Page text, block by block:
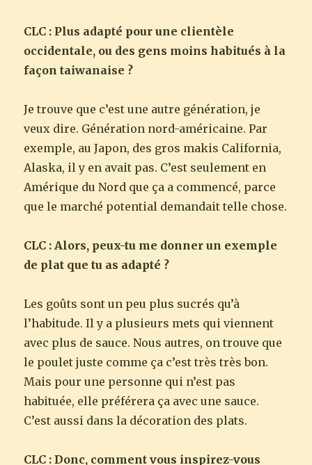
CLC : Plus adapté pour une clientèle
occidentale, ou des gens moins habitués à la
façon taiwanaise ?
Je trouve que c’est une autre génération, je
veux dire. Génération nord-américaine. Par
exemple, au Japon, des gros makis California,
Alaska, il y en avait pas. C’est seulement en
Amérique du Nord que ça a commencé, parce
que le marché potential demandait telle chose.
CLC : Alors, peux-tu me donner un exemple
de plat que tu as adapté ?
Les goûts sont un peu plus sucrés qu’à
l’habitude. Il y a plusieurs mets qui viennent
avec plus de sauce. Nous autres, on trouve que
le poulet juste comme ça c’est très très bon.
Mais pour une personne qui n’est pas
habituée, elle préférera ça avec une sauce.
C’est aussi dans la décoration des plats.
CLC : Donc, comment vous inspirez-vous